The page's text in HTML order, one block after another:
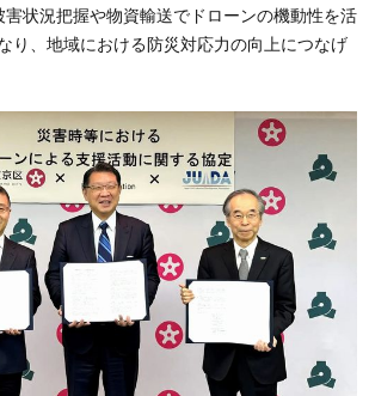
状況把握や物資輸送でドローンの機動性を活
り、地域における防災対応力の向上につなげ